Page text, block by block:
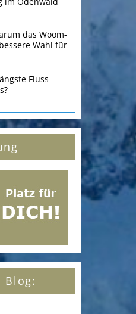
das Woom-
Wahl für
Fluss
Blog: